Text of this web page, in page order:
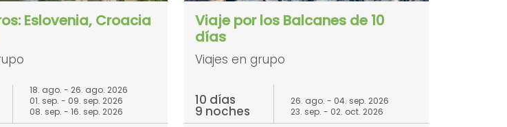
Eslovenia, Croacia
18. ago. - 26. ago. 2026
01. sep. - 09. sep. 2026
08. sep. - 16. sep. 2026
Viaje por los Balcanes de 10
días
Viajes en grupo
10 días
9 noches
26. ago. - 04. sep. 2026
23. sep. - 02. oct. 2026